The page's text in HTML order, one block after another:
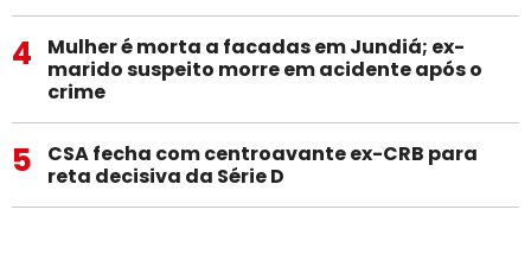
4
Mulher é morta a facadas em Jundiá; ex-
marido suspeito morre em acidente após o
crime
5
CSA fecha com centroavante ex-CRB para
reta decisiva da Série D